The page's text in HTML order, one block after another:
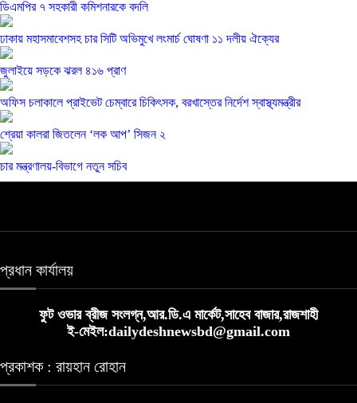
ডিএমপির ৭ সহকারী কমিশনারকে বদলি
ঢাকায় মহাসমাবেশসহ চার সিটি অভিমুখে লংমার্চ ঘোষণা ১১ দলীয় ঐক্যের
জুলাইয়ে সড়কে ঝরল ৪১৬ প্রাণ
অফিস চলাকালে প্রাইভেট চেম্বারে চিকিৎসক, বরখাস্তের নির্দেশ স্বাস্থ্যমন্ত্রীর
শ্রেয়া কালরা জিতলেন ‘লক আপ’ সিজন ২
চার মন্ত্রণালয়-বিভাগে নতুন সচিব
প্রধান কার্যালয়
ফুট ওভার ব্রীজ সংলগ্ন,আর.ডি.এ মার্কেট,সাহেব বাজার,রাজশাহী
ই-মেইল:dailydeshnewsbd@gmail.com
প্রকাশক : রায়হান রোহান